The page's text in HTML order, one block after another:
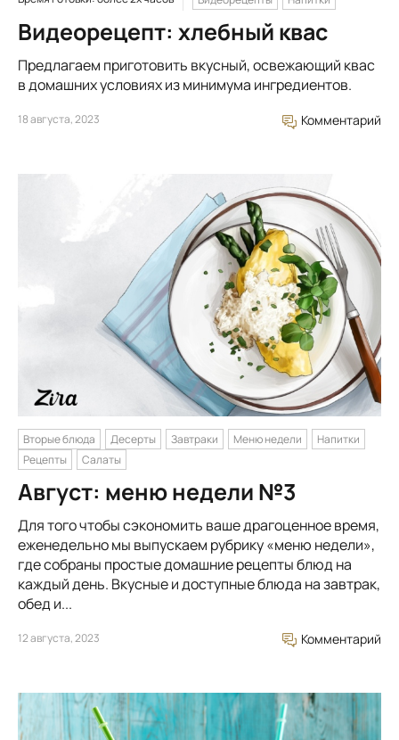
Видеорецепт: хлебный квас
Предлагаем приготовить вкусный, освежающий квас
в домашних условиях из минимума ингредиентов.
18 августа, 2023 Комментарий
Вторые блюда Десерты Завтраки Меню недели
Напитки
Рецепты
Салаты
Август: меню недели №3
Для того чтобы сэкономить ваше драгоценное время,
еженедельно мы выпускаем рубрику «меню недели»,
где собраны простые домашние рецепты блюд на
каждый день. Вкусные и доступные блюда на завтрак,
обед и...
12 августа, 2023 Комментарий